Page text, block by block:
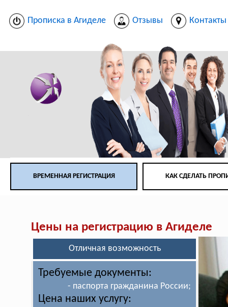
Прописка в Агиделе Отзывы Контакты
ВРЕМЕННАЯ РЕГИСТРАЦИЯ КАК СДЕЛАТЬ
Цены на регистрацию в Агиделе
Отличная возможность
Требуемые документы:
- паспорта гражданина России;
Цена наших услугу: